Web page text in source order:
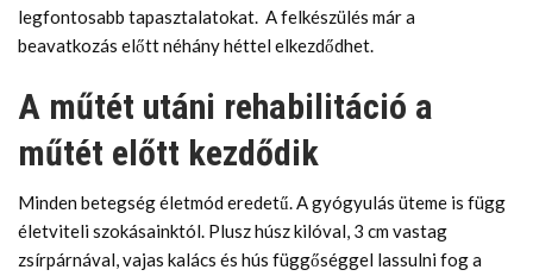
legfontosabb tapasztalatokat. A felkészülés már a
beavatkozás előtt néhány héttel elkezdődhet.
A műtét utáni rehabilitáció a
műtét előtt kezdődik
Minden betegség életmód eredetű. A gyógyulás üteme is függ
életviteli szokásainktól. Plusz húsz kilóval, 3 cm vastag
zsírpárnával, vajas kalács és hús függőséggel lassulni fog a